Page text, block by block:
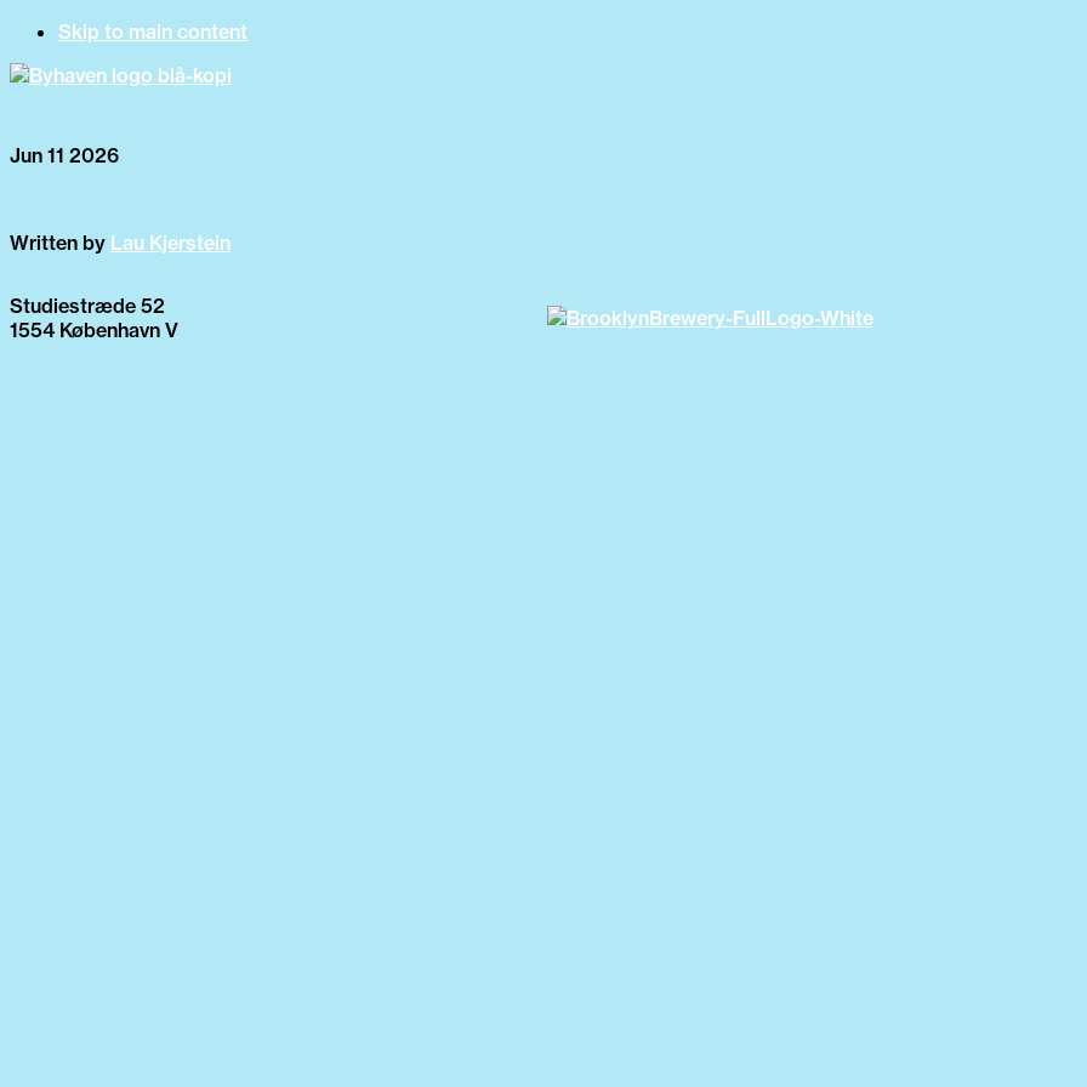
Skip to main content
Jun 11 2026
Written by Lau Kjerstein
Studiestræde 52
1554 København V